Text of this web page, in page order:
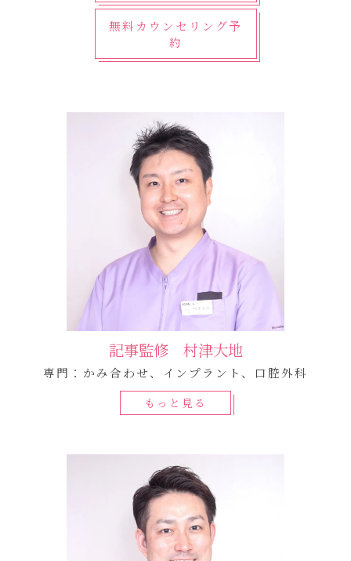
無料カウンセリング予
約
記事監修 村津大地
専門：かみ合わせ、インプラント、口腔外科
もっと見る